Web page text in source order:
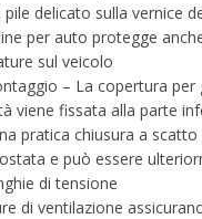
delicato sulla vernice
per auto protegge
sul veicolo
– La copertura per
viene fissata alla parte
pratica chiusura a scatto
e può essere
di tensione
di ventilazione